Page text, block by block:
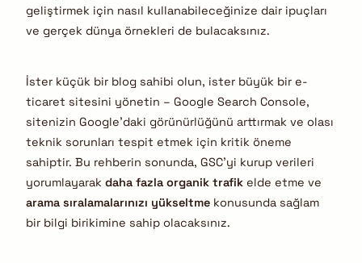
geliştirmek için nasıl kullanabileceğinize dair ipuçları
ve gerçek dünya örnekleri de bulacaksınız.
İster küçük bir blog sahibi olun, ister büyük bir e-
ticaret sitesini yönetin – Google Search Console,
sitenizin Google’daki görünürlüğünü arttırmak ve olası
teknik sorunları tespit etmek için kritik öneme
sahiptir. Bu rehberin sonunda, GSC’yi kurup verileri
yorumlayarak daha fazla organik trafik elde etme ve
arama sıralamalarınızı yükseltme konusunda sağlam
bir bilgi birikimine sahip olacaksınız.